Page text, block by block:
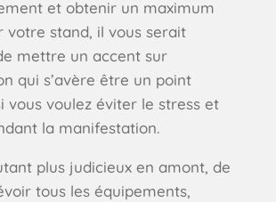
et obtenir un maximum
votre stand, il vous serait
mettre un accent sur
qui s’avère être un point
vous voulez éviter le stress et
la manifestation.
plus judicieux en amont, de
tous les équipements,